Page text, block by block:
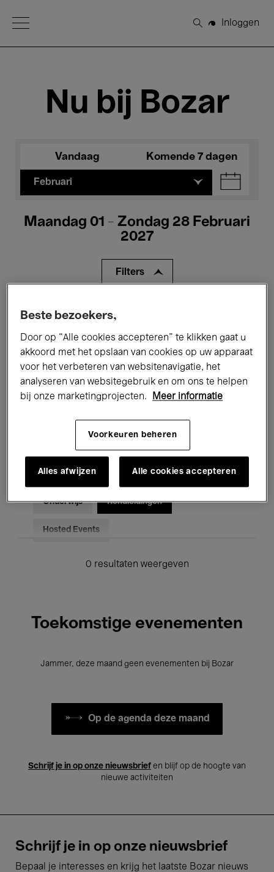
Open Menu
Zoeken
Inloggen
Nu bij Bozar
Vandaag Komende 7 dagen
Februari
Maandag 01 - Zondag 28 Februari
2027
Filters
Alle evenementen
Tentoonstellingen Films
Performances Lezingen & Debatten
Jazz Klassieke Muziek Global Music
Voor iedereen Kids’ Palace
Onderwijs Rondleidingen
Hosted Events
0 resultaten weergeven
Toekomstige evenementen
Jammer, deze maand geen evenementen bij Bozar
Op de agenda deze maand
Schrijf je in op onze nieuwsbrief en blijf op de hoogte van
nieuwe activiteiten
Schrijf je in op onze nieuwsbrief
Bepaal je interesses en krijg het laatste Bozar nieuws
Beste bezoekers,
Door op “Alle cookies accepteren” te klikken gaat u
akkoord met het opslaan van cookies op uw apparaat
voor het verbeteren van websitenavigatie, het
analyseren van websitegebruik en om ons te helpen
bij onze marketingprojecten.
Meer informatie
Voorkeuren beheren
Alles afwijzen Alle cookies accepteren